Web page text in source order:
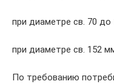
при диаметре св. 70
при диаметре св. 152
По требованию